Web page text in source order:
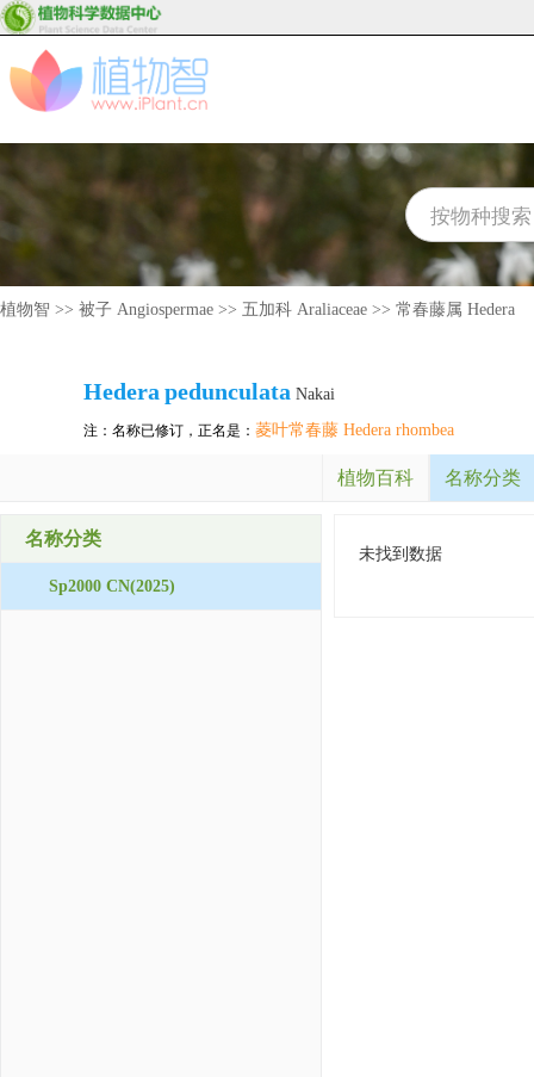
植物智 >> 被子 Angiospermae >> 五加科 Araliaceae >> 常春藤属 Hedera
Hedera pedunculata Nakai
注：名称已修订，正名是： 菱叶常春藤 Hedera rhombea
植物百科 名称分类
名称分类
Sp2000 CN(2025)
未找到数据